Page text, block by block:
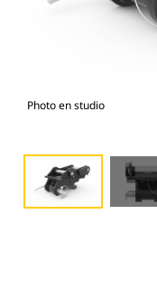
Photo en studio